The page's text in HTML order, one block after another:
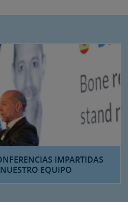
IMPARTIDAS
EQUIPO